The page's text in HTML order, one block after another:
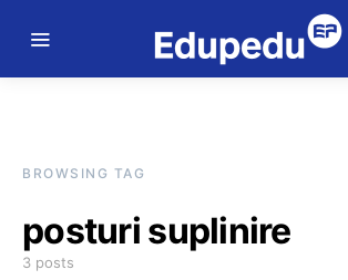
BROWSING TAG
posturi suplinire
3 posts